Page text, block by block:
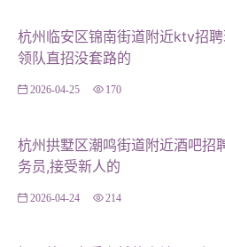
尊重消费者权益。 #### **案例
案例一：某知名KTV因消防隐患
一家知名KTV因消防设施老旧、
防设施，还加强了员工的安全培
了消费者的好评。这一案例表明
紧绷安全这根弦。 **案例二：
除了面临罚款外，其经营许可
杭州临安区锦南街道附近ktv招
领队直招没套路的
2026-04-25 170
杭州拱墅区潮鸣街道附近酒吧招
务员,接受新人的
2026-04-24 214